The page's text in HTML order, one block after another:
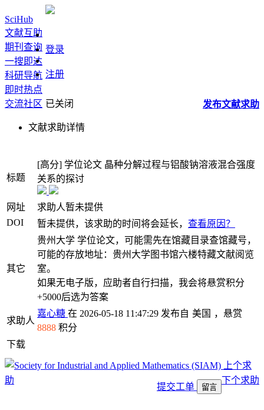
SciHub
文献互助
期刊查询
一搜即达
科研导航
即时热点
交流社区
登录
注册
发布文献求助
已关闭
文献求助详情
标题
[高分] 学位论文 晶种分解过程与铝酸钠溶液混合强度
关系的探讨
网址
求助人暂未提供
DOI
暂未提供，该求助的时间将会延长， 查看原因？
其它
贵州大学 学位论文，可能需先在馆藏目录查馆藏号，
可能的存放地址：贵州大学图书馆六楼特藏文献阅览
室。
如果无电子版，应助者自行扫描，我会将悬赏积分
+5000后选为答案
求助人
嘉心糖 在 2026-05-18 11:47:29 发布自 美国 ，悬赏
8888 积分
下载
上个求
助
下个求助
提交工单 留言